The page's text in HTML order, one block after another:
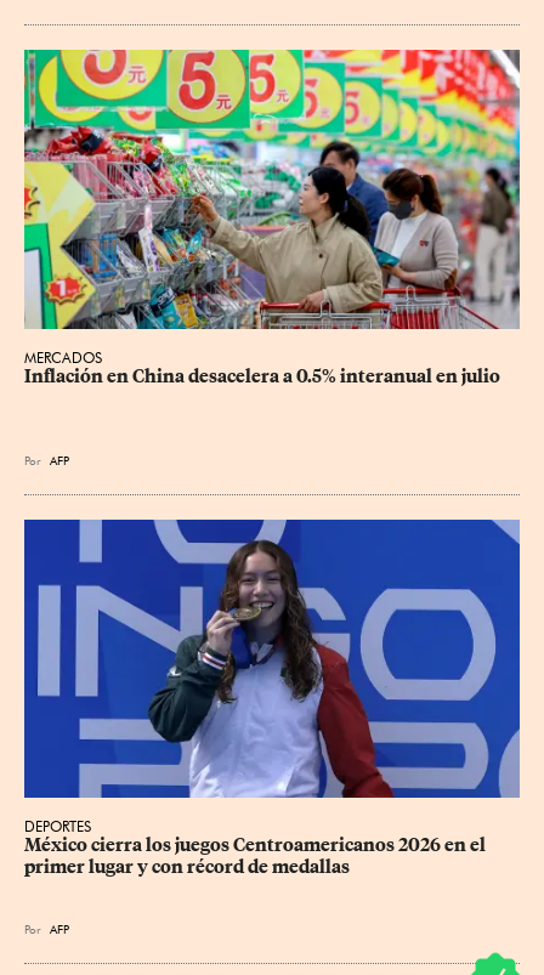
MERCADOS
Inflación en China desacelera a 0.5% interanual en julio
Por AFP
DEPORTES
México cierra los juegos Centroamericanos 2026 en el
primer lugar y con récord de medallas
Por AFP